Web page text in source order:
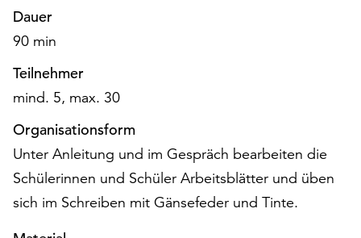
unserer
oder
dem
Impressum
.
Dauer
90 min
Teilnehmer
mind. 5, max. 30
Organisationsform
Unter Anleitung und im Gespräch bearbeiten die
Schülerinnen und Schüler Arbeitsblätter und üben
sich im Schreiben mit Gänsefeder und Tinte.